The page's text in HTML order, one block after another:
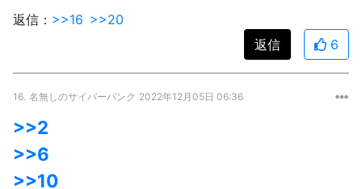
返信： >>16 >>20
返信
6
16. 名無しのサイバーパンク 2022年12月05日 06:36
>>2
>>6
>>10